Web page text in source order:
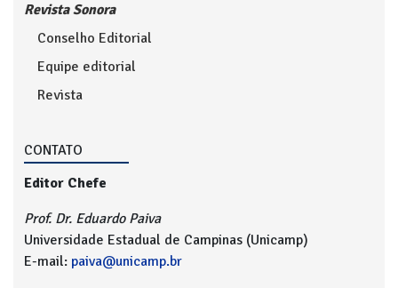
Revista Sonora
Conselho Editorial
Equipe editorial
Revista
CONTATO
Editor Chefe
Prof. Dr. Eduardo Paiva
Universidade Estadual de Campinas (Unicamp)
E-mail: paiva@unicamp.br